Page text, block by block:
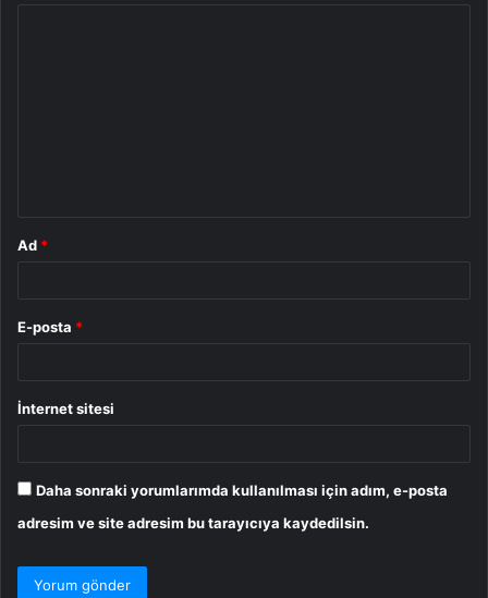
Ad *
E-posta *
İnternet sitesi
Daha sonraki yorumlarımda kullanılması için adım, e-posta
adresim ve site adresim bu tarayıcıya kaydedilsin.